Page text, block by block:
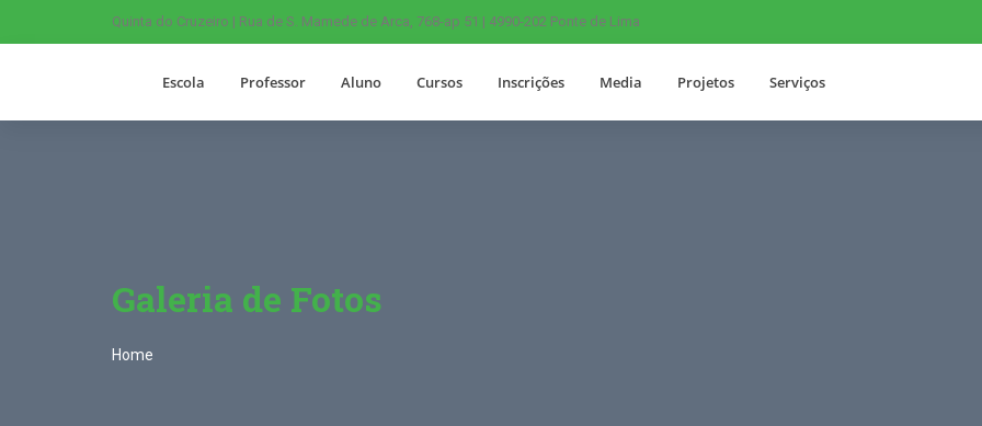
Quinta do Cruzeiro | Rua de S. Mamede de Arca, 768-ap 51 | 4990-202 Ponte de Lima
Escola Professor Aluno Cursos Inscrições Media Projetos Serviços
Galeria de Fotos
Home